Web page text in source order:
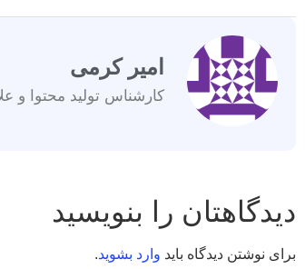
امیر کرمی
کارشناس تولید محتوا و
دیدگاهتان را بنویسید
برای نوشتن دیدگاه باید وارد بشوید.